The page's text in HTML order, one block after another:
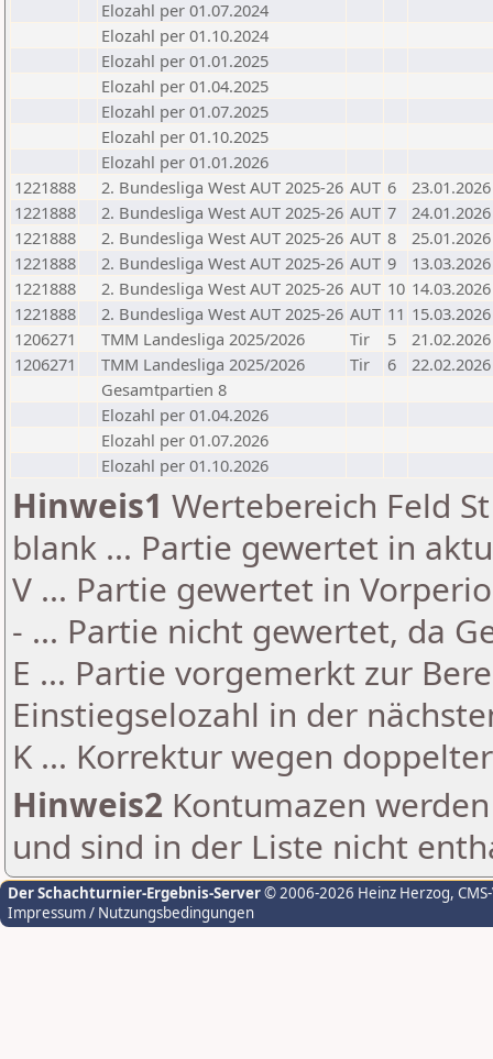
Elozahl per 01.07.2024
Elozahl per 01.10.2024
Elozahl per 01.01.2025
Elozahl per 01.04.2025
Elozahl per 01.07.2025
Elozahl per 01.10.2025
Elozahl per 01.01.2026
1221888
2. Bundesliga West AUT 2025-26 AUT 6
23.01.2026
1221888
2. Bundesliga West AUT 2025-26 AUT 7
24.01.2026
1221888
2. Bundesliga West AUT 2025-26 AUT 8
25.01.2026
1221888
2. Bundesliga West AUT 2025-26 AUT 9
13.03.2026
1221888
2. Bundesliga West AUT 2025-26 AUT 10 14.03.2026
1221888
2. Bundesliga West AUT 2025-26 AUT 11 15.03.2026
1206271
TMM Landesliga 2025/2026 Tir 5
21.02.2026
1206271
TMM Landesliga 2025/2026 Tir 6
22.02.2026
Gesamtpartien 8
Elozahl per 01.04.2026
Elozahl per 01.07.2026
Elozahl per 01.10.2026
Hinweis1 Wertebereich Feld
blank ... Partie gewertet in
V ... Partie gewertet in
- ... Partie nicht gewertet, da
E ... Partie vorgemerkt zur
Einstiegselozahl in der
K ... Korrektur wegen
Hinweis2 Kontumazen
und sind in der Liste nicht
Der Schachturnier-Ergebnis-Server© 2006-2026 Heinz Herzog,
Impressum / Nutzungsbedingungen